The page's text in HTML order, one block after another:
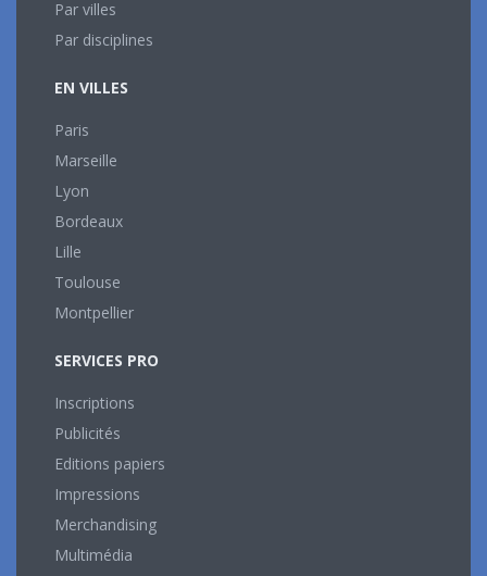
Par villes
Par disciplines
EN VILLES
Paris
Marseille
Lyon
Bordeaux
Lille
Toulouse
Montpellier
SERVICES PRO
Inscriptions
Publicités
Editions papiers
Impressions
Merchandising
Multimédia